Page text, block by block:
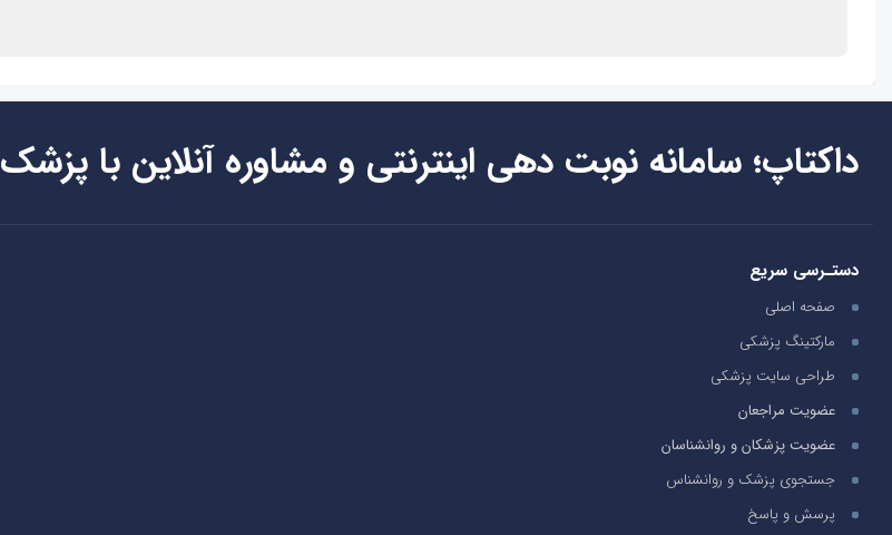
داکتاپ؛ سامانه نوبت دهی اینترنتی و مشاوره آنلاین با پزشک
دستـرسی سریع
صفحه اصلی
مارکتینگ پزشکی
طراحی سایت پزشکی
عضویت مراجعان
عضویت پزشکان و روانشناسان
جستجوی پزشک و روانشناس
پرسش و پاسخ